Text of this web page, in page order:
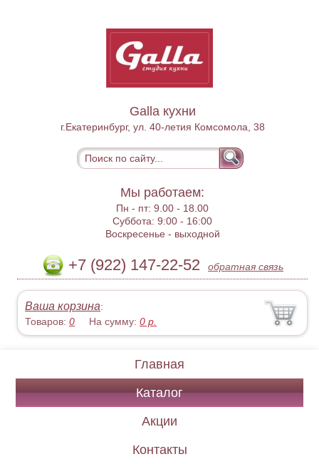
Galla кухни
г.Екатеринбург, ул. 40-летия Комсомола, 38
Мы работаем:
Пн - пт:9.00 - 18.00
Суббота:9:00 - 16:00
Воскресенье - выходной
+7 (922) 147-22-52 обратная связь
Ваша корзина:
Товаров:0 На сумму:0 р.
Главная
Каталог
Акции
Контакты